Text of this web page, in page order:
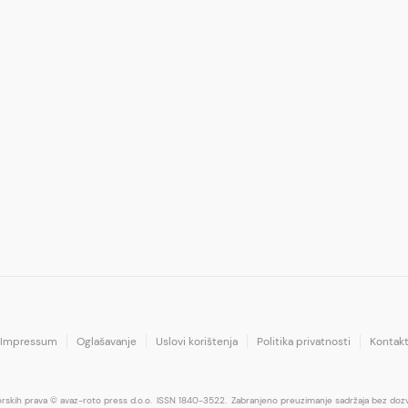
Impressum Oglašavanje Uslovi korištenja Politika privatnosti Kontakt
prava © avaz-roto press d.o.o. ISSN 1840-3522. Zabranjeno preuzimanje sadržaja bez